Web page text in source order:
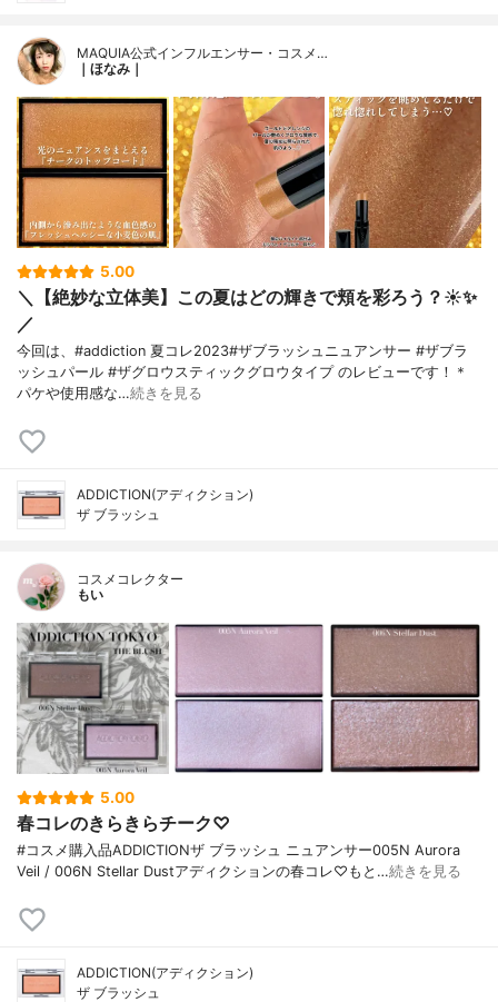
MAQUIA公式インフルエンサー・コスメ…
｜ほなみ｜
5.00
＼【絶妙な立体美】この夏はどの輝きで頬を彩ろう？☀️✨
／
今回は、#addiction 夏コレ2023#ザブラッシュニュアンサー #ザブラ
ッシュパール #ザグロウスティックグロウタイプ のレビューです！＊
パケや使用感な…続きを見る
ADDICTION(アディクション)
ザ ブラッシュ
コスメコレクター
もい
5.00
春コレのきらきらチーク♡
#コスメ購入品ADDICTIONザ ブラッシュ ニュアンサー005N Aurora
Veil / 006N Stellar Dustアディクションの春コレ♡もと…続きを見る
ADDICTION(アディクション)
ザ ブラッシュ